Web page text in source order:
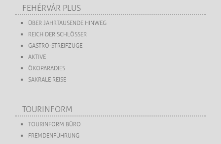
FEHÉRVÁR PLUS
ÜBER JAHRTAUSENDE HINWEG
REICH DER SCHLÖSSER
GASTRO-STREIFZÜGE
AKTIVE
ÖKOPARADIES
SAKRALE REISE
TOURINFORM
TOURINFORM BÜRO
FREMDENFÜHRUNG